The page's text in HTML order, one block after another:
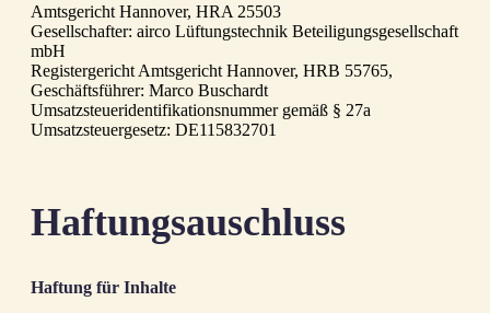
Amtsgericht Hannover, HRA 25503
Gesellschafter: airco Lüftungstechnik Beteiligungsgesellschaft
mbH
Registergericht Amtsgericht Hannover, HRB 55765,
Geschäftsführer: Marco Buschardt
Umsatzsteueridentifikationsnummer gemäß § 27a
Umsatzsteuergesetz: DE115832701
Haftungsauschluss
Haftung für Inhalte